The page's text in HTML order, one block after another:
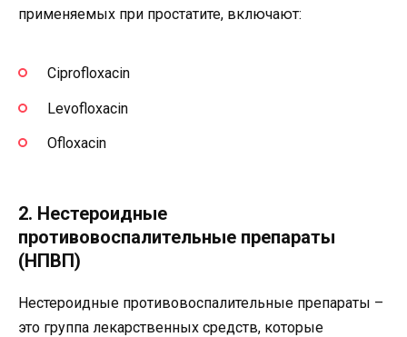
применяемых при простатите, включают:
Ciprofloxacin
Levofloxacin
Ofloxacin
2. Нестероидные
противовоспалительные препараты
(НПВП)
Нестероидные противовоспалительные препараты –
это группа лекарственных средств, которые